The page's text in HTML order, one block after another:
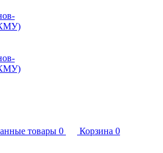
товары 0 Корзина 0